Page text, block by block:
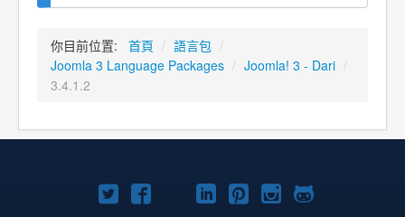
你目前位置: 首頁 / 語言包 /
Joomla 3 Language Packages / Joomla! 3 - Dari /
3.4.1.2
TwitterFacebookYouTube
Linkedln
Pinterest
Instagram
GitHub